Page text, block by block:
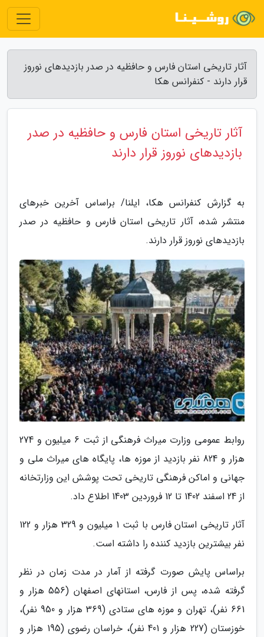
آثار تاریخی استان فارس و حافظیه در صدر بازدیدهای نوروز
قرار دارند - کنفرانس هکا
آثار تاریخی استان فارس و حافظیه در صدر
بازدیدهای نوروز قرار دارند
به گزارش کنفرانس هکا، ایلنا/ براساس آخرین خبرهای
منتشر شده، آثار تاریخی استان فارس و حافظیه در صدر
بازدیدهای نوروز قرار دارند.
روابط عمومی وزارت میراث فرهنگی از ثبت 6 میلیون و 274
هزار و 824 نفر بازدید از موزه ها، پایگاه های میراث ملی و
جهانی و اماکن فرهنگی تاریخی تحت پوشش این وزارتخانه
از 24 اسفند 1402 تا 12 فروردین 1403 اطلاع داد.
آثار تاریخی استان فارس با ثبت 1 میلیون و 329 هزار و 122
نفر بیشترین بازدید کننده را داشته است.
براساس پایش صورت گرفته از آمار در مدت زمان در نظر
گرفته شده، پس از فارس، استانهای اصفهان (556 هزار و
661 نفر)، تهران و موزه های ستادی (369 هزار و 950 نفر)،
خوزستان (227 هزار و 401 نفر)، خراسان رضوی (195 هزار و